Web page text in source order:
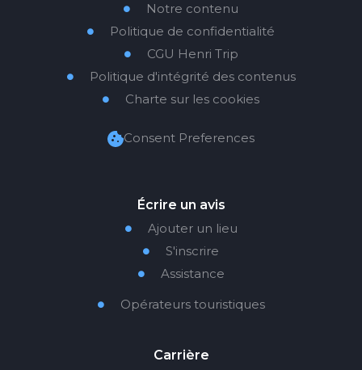
 Notre contenu
 Politique de confidentialité
 CGU Henri Trip
 Politique d'intégrité des contenus
 Charte sur les cookies
Consent Preferences
Écrire un avis
 Ajouter un lieu
 S'inscrire
 Assistance
 Opérateurs touristiques
Carrière